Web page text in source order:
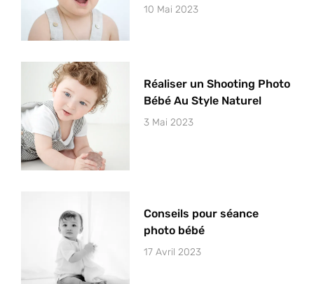
10 Mai 2023
Réaliser un Shooting Photo
Bébé Au Style Naturel
3 Mai 2023
Conseils pour séance
photo bébé
17 Avril 2023